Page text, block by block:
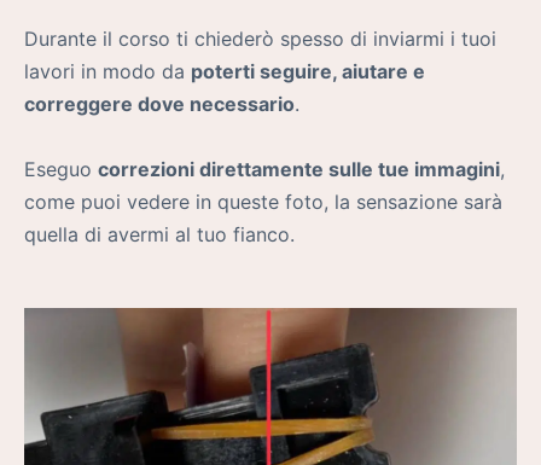
Durante il corso ti chiederò spesso di inviarmi i tuoi
lavori in modo da poterti seguire, aiutare e
correggere dove necessario.
Eseguo correzioni direttamente sulle tue immagini,
come puoi vedere in queste foto, la sensazione sarà
quella di avermi al tuo fianco.